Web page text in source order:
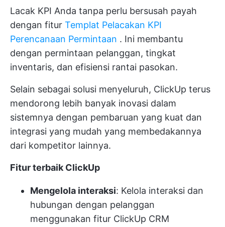
Lacak KPI Anda tanpa perlu bersusah payah
dengan fitur Templat Pelacakan KPI
Perencanaan Permintaan . Ini membantu
dengan permintaan pelanggan, tingkat
inventaris, dan efisiensi rantai pasokan.
Selain sebagai solusi menyeluruh, ClickUp terus
mendorong lebih banyak inovasi dalam
sistemnya dengan pembaruan yang kuat dan
integrasi yang mudah yang membedakannya
dari kompetitor lainnya.
Fitur terbaik ClickUp
Mengelola interaksi: Kelola interaksi dan
hubungan dengan pelanggan
menggunakan fitur ClickUp CRM